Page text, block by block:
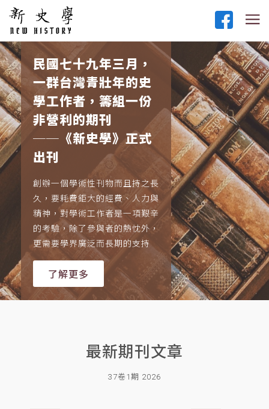
民國七十九年三月，
一群台灣青壯年的史
學工作者，籌組一份
非營利的期刊
──《新史學》正式
出刊
創辦一個學術性刊物而且持之長
久，要耗費鉅大的經費、人力與
精神，對學術工作者是一項艱辛
的考驗，除了參與者的熱忱外，
更需要學界廣泛而長期的支持
了解更多
最新期刊文章
37卷1期 2026